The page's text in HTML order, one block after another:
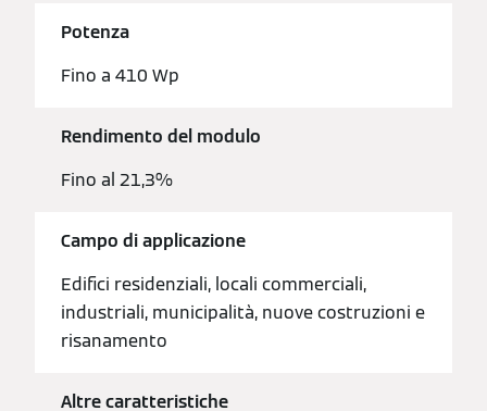
Potenza
Fino a 410 Wp
Rendimento del modulo
Fino al 21,3%
Campo di applicazione
Edifici residenziali, locali commerciali,
industriali, municipalità, nuove costruzioni e
risanamento
Altre caratteristiche